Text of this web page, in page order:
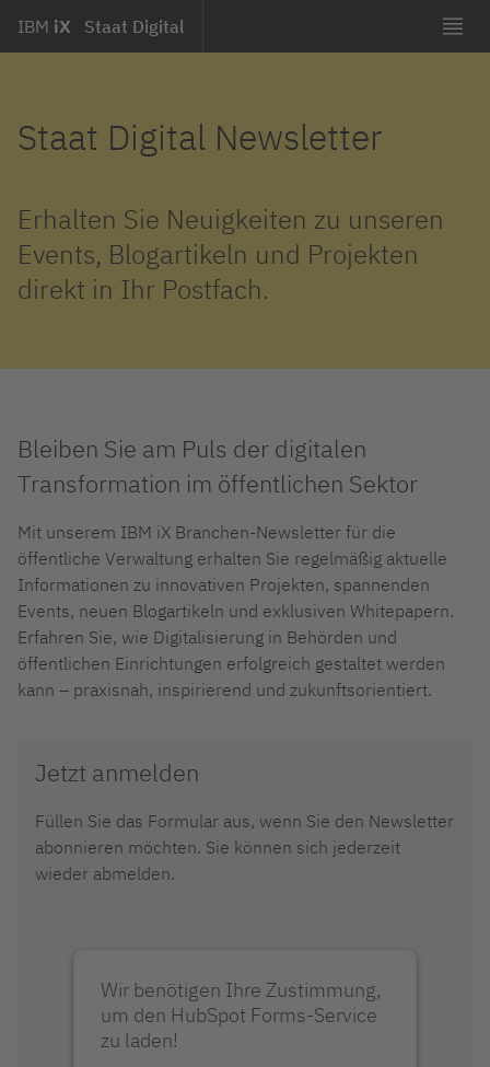
IBM iX Staat Digital
Staat Digital Newsletter
Erhalten Sie Neuigkeiten zu unseren
Events, Blogartikeln und Projekten
direkt in Ihr Postfach.
Bleiben Sie am Puls der digitalen
Transformation im öffentlichen Sektor
Mit unserem IBM iX Branchen-Newsletter für die
öffentliche Verwaltung erhalten Sie regelmäßig aktuelle
Informationen zu innovativen Projekten, spannenden
Events, neuen Blogartikeln und exklusiven Whitepapern.
Erfahren Sie, wie Digitalisierung in Behörden und
öffentlichen Einrichtungen erfolgreich gestaltet werden
kann – praxisnah, inspirierend und zukunftsorientiert.
Jetzt anmelden
Füllen Sie das Formular aus, wenn Sie den Newsletter
abonnieren möchten. Sie können sich jederzeit
wieder abmelden.
Wir benötigen Ihre Zustimmung,
um den HubSpot Forms-Service
zu laden!